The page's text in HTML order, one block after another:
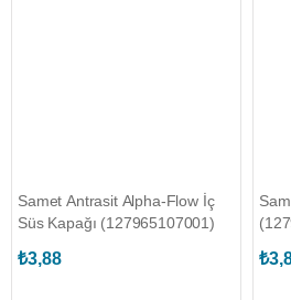
Samet Antrasit Alpha-Flow İç
Süs Kapağı (127965107001)
₺3,88